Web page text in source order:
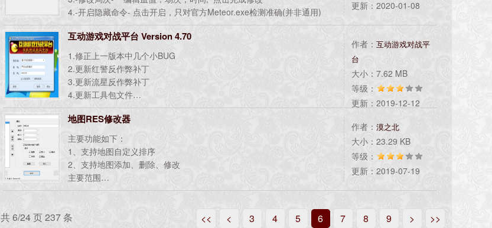
更新：2020-01-08
4.-开启隐藏命令- 点击开启，只对官方Meteor.exe检测准确(并非通用)
作者： 互动游戏对战平
台
大小：7.62 MB
等级：
更新：2019-12-12
互动游戏对战平台 Version 4.70
1.修正上一版本中几个小BUG
2.更新红警反作弊补丁
3.更新流星反作弊补丁
4.更新工具包文件
5.更新平台部分核心文件
6.平台界面局部调整
7.增加WIN7 IPX协议安装文件IPX_WIN7.zip
8.增强平台反破解和反作弊能力
9.更新大厅表情，增加许多有趣的表情。
作者： 漠之北
大小：23.29 KB
等级：
更新：2019-07-19
地图RES修改器
主要功能如下：
1、支持地图自定义排序
2、支持地图添加、删除、修改
主要范围
1、地图名称长度不限，不过太长在列表中显示会不全！
注意：剧情排序需要从0开始，如果没有剧情排序没有从0开始的地图，
共 6/24 页 237 条 << < 3 4 5 6 7 8 9 > >>